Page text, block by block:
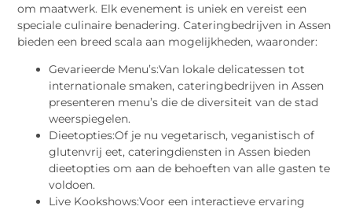
om maatwerk. Elk evenement is uniek en vereist een
speciale culinaire benadering. Cateringbedrijven in Assen
bieden een breed scala aan mogelijkheden, waaronder:
Gevarieerde Menu’s:Van lokale delicatessen tot
internationale smaken, cateringbedrijven in Assen
presenteren menu’s die de diversiteit van de stad
weerspiegelen.
Dieetopties:Of je nu vegetarisch, veganistisch of
glutenvrij eet, cateringdiensten in Assen bieden
dieetopties om aan de behoeften van alle gasten te
voldoen.
Live Kookshows:Voor een interactieve ervaring